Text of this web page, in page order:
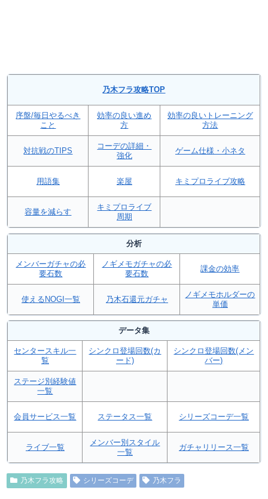
乃木フラ攻略TOP
序盤/毎日やるべき
こと
効率の良い進め
方
効率の良いトレーニング
方法
対抗戦のTIPS
コーデの詳細・
強化
ゲーム仕様・小ネタ
用語集 楽屋 キミプロライブ攻略
容量を減らす
キミプロライブ
周期
分析
メンバーガチャの必
要石数
ノギメモガチャの必
要石数
課金の効率
使えるNOGI一覧 乃木石還元ガチャ
ノギメモホルダーの
単価
データ集
センタースキル一
覧
シンクロ登場回数(カ
ード)
シンクロ登場回数(メン
バー)
ステージ別経験値
一覧
会員サービス一覧 ステータス一覧 シリーズコーデ一覧
ライブ一覧
メンバー別スタイル
一覧
ガチャリリース一覧
乃木フラ攻略 シリーズコーデ 乃木フラ